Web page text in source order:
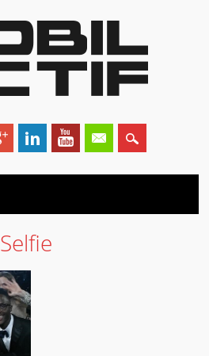
Selfie